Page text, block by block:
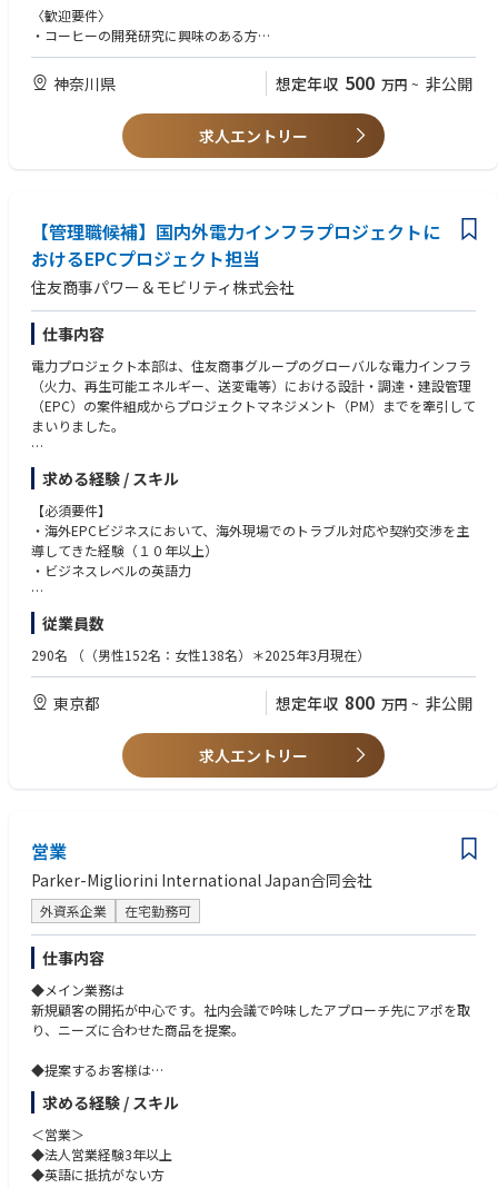
迎する風土のため、主体的に挑戦したい方には大きな裁量をお渡ししま
す。
〈具体的な業務内容〉
■コーヒーの味のブレンド、調合、研究開発
・コーヒー豆の選定、ブレンド設計、配合調整
・官能評価および各種分析を通じた品質評価
・市場ニーズやトレンドを踏まえた新商品の開発
・有名ホテル・レストラン・カフェ向け商品の味づくりに携われる
・老舗メーカーの変革フェーズを支える研究開発ポジション
・コーヒーの味覚設計から商品開発まで一貫して携われる
・食品業界では珍しいスピード感のある意思決定環境
・大きな裁量を持って研究開発に取り組める
〈歓迎要件〉
・コーヒーの開発研究に興味のある方
・機械のメンテナンスや操作に抵抗感がない方
〈求める人物像〉
・探求することが好きな方
・仮説立案から実行まで自走できる方
・経営陣と近い距離で事業成長に携わりたい方
神奈川県 想定年収 500 万円 ~ 非公開
求人エントリー
【管理職候補】国内外電力インフラプロジェクトに
おけるEPCプロジェクト担当
住友商事パワー＆モビリティ株式会社
仕事内容
電力プロジェクト本部は、住友商事グループのグローバルな電力インフラ
（火力、再生可能エネルギー、送変電等）における設計・調達・建設管理
（EPC）の案件組成からプロジェクトマネジメント（PM）までを牽引して
まいりました。
現在、本邦企業において、海外向け電力プラントEPC（設計・調達・建
設）ビジネスからの撤退や縮小が相次いでおります。そうした事業環境下
において、住友商事グループの核として「海外向けプラントEPCを最前線
で推進し続ける唯一無二の存在」としてEPCビジネスを展開継続しつつ、
更には、事業案件への参入を念頭に、EPCビジネスの高度化、広域化を推
進しています。
当本部の持続的成長、および「EPCのDNA」を次世代へ引き継ぐため、こ
求める経験 / スキル
【必須要件】
・海外EPCビジネスにおいて、海外現場でのトラブル対応や契約交渉を主
導してきた経験（１０年以上）
・ビジネスレベルの英語力
【歓迎要件】
・海外EPCビジネスにおいて、海外現場でのトラブル対応や契約交渉を主
導してきた経験（１０年以上）
【求める人物像】
・住友商事グループの資金力・信用力を背景としつつ、自ら仮説を立てて
自律的に動ける「自走型」の思考をお持ちの方
・「海外EPCの灯を消さない」「自らの経験を次の世代に遺す」という自
従業員数
290名 （（男性152名：女性138名）＊2025年3月現在）
東京都 想定年収 800 万円 ~ 非公開
求人エントリー
営業
Parker-Migliorini International Japan合同会社
外資系企業 在宅勤務可
仕事内容
◆メイン業務は
新規顧客の開拓が中心です。社内会議で吟味したアプローチ先にアポを取
り、ニーズに合わせた商品を提案。
◆提案するお客様は
国内の卸業者、加工業者、スーパーマーケット、レストランなど多岐に渡
ります。
└※業務は基本的に日本語で進めますが、書類など英語に触れる機会も多
数あり。
求める経験 / スキル
＜営業＞
◆法人営業経験3年以上
◆英語に抵抗がない方